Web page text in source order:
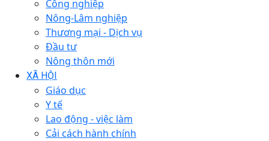
Công nghiệp
Nông-Lâm nghiệp
Thương mại - Dịch vụ
Đầu tư
Nông thôn mới
XÃ HỘI
Giáo dục
Y tế
Lao động - việc làm
Cải cách hành chính